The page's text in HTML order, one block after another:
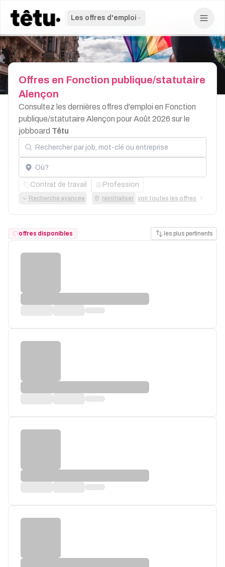
Les offres d'emploi
Offres en Fonction publique/statutaire
Alençon
Consultez les dernières offres d'emploi en Fonction
publique/statutaire Alençon pour Août 2026 sur le
jobboard Têtu
Rechercher par job, mot-clé ou entreprise
Localisation
Contrat de travail Profession
Recherche avancée réinitialiser voir toutes les offres
offres disponibles les plus pertinents